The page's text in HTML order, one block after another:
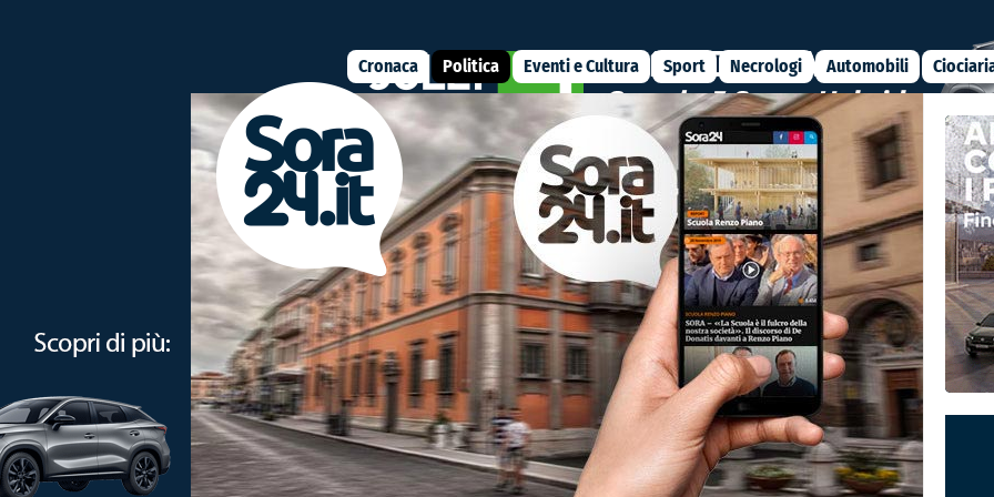
Cronaca Politica Eventi e Cultura Sport Necrologi Automobili